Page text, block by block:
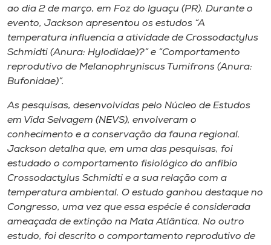
Store
Selecione
o idioma
ao dia 2 de março, em Foz do Iguaçu (PR). Durante o
evento, Jackson apresentou os estudos “A
temperatura influencia a atividade de Crossodactylus
Schmidti (Anura: Hylodidae)?” e “Comportamento
reprodutivo de Melanophryniscus Tumifrons (Anura:
Bufonidae)”.
As pesquisas, desenvolvidas pelo Núcleo de Estudos
em Vida Selvagem (NEVS), envolveram o
conhecimento e a conservação da fauna regional.
Jackson detalha que, em uma das pesquisas, foi
estudado o comportamento fisiológico do anfíbio
Crossodactylus Schmidti e a sua relação com a
temperatura ambiental. O estudo ganhou destaque no
Congresso, uma vez que essa espécie é considerada
ameaçada de extinção na Mata Atlântica. No outro
estudo, foi descrito o comportamento reprodutivo de